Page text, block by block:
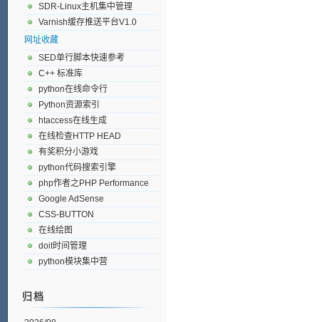
SDR-Linux主机集中管理
Varnish缓存推送平台V1.0
网址收藏
SED单行脚本快速参考
C++ 标准库
python在线命令行
Python资源索引
htaccess在线生成
在线检查HTTP HEAD
有奖积分小游戏
python代码搜索引擎
php作者之PHP Performance
Google AdSense
CSS-BUTTON
在线绘图
doit时间管理
python模块集中营
归档